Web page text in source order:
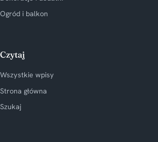
Ogród i balkon
Czytaj
Wszystkie wpisy
Strona główna
Szukaj